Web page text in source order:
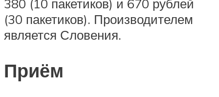
380 (10 пакетиков) и 670 рублей
(30 пакетиков). Производителем
является Словения.
Приём